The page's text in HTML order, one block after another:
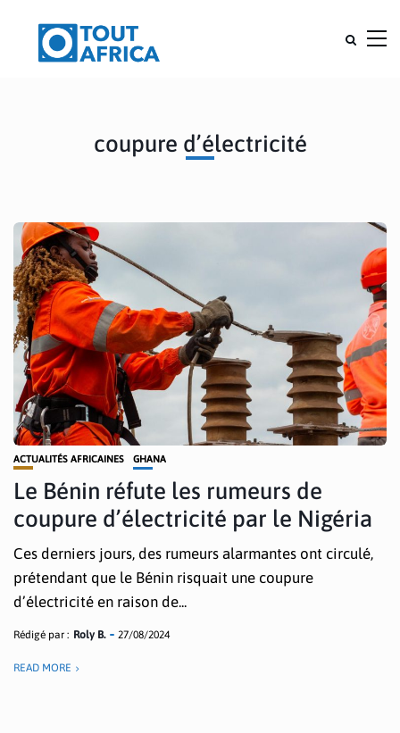
coupure d’électricité
ACTUALITÉS AFRICAINES GHANA
Le Bénin réfute les rumeurs de
coupure d’électricité par le Nigéria
Ces derniers jours, des rumeurs alarmantes ont circulé,
prétendant que le Bénin risquait une coupure
d’électricité en raison de...
Rédigé par : Roly B. 27/08/2024
READ MORE